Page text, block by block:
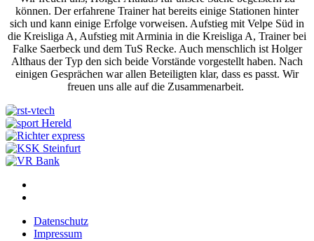
können. Der erfahrene Trainer hat bereits einige Stationen hinter
sich und kann einige Erfolge vorweisen. Aufstieg mit Velpe Süd in
die Kreisliga A, Aufstieg mit Arminia in die Kreisliga A, Trainer bei
Falke Saerbeck und dem TuS Recke. Auch menschlich ist Holger
Althaus der Typ den sich beide Vorstände vorgestellt haben. Nach
einigen Gesprächen war allen Beteiligten klar, dass es passt. Wir
freuen uns alle auf die Zusammenarbeit.
Datenschutz
Impressum